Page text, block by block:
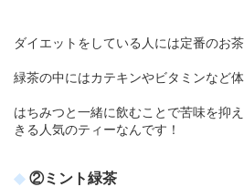
ダイエットをしている人には定番のお茶
緑茶の中にはカテキンやビタミンなど
はちみつと一緒に飲むことで苦味を抑
きる人気のティーなんです！
②ミント緑茶